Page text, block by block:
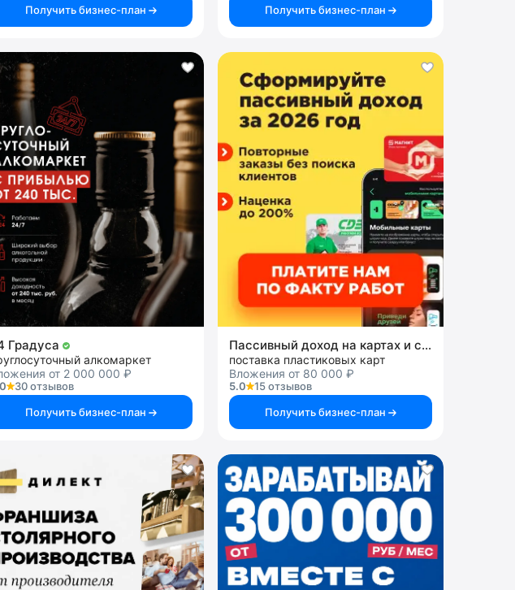
Получить бизнес-план
Получить бизнес-план
Градуса
алкомаркет
от 2 000 000 ₽
30 отзывов
Получить бизнес-план
Пассивный доход на картах и системах
поставка пластиковых карт
Вложения от 80 000 ₽
5.0
15 отзывов
Получить бизнес-план